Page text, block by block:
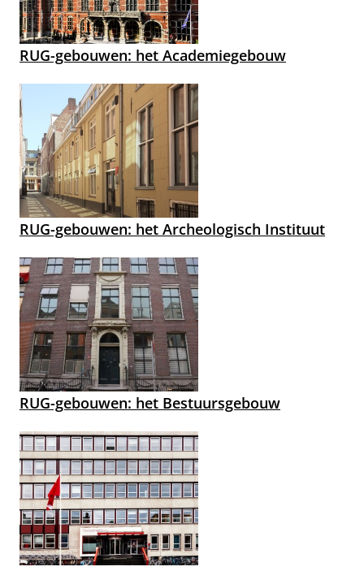
RUG-gebouwen: het Academiegebouw
RUG-gebouwen: het Archeologisch Instituut
RUG-gebouwen: het Bestuursgebouw